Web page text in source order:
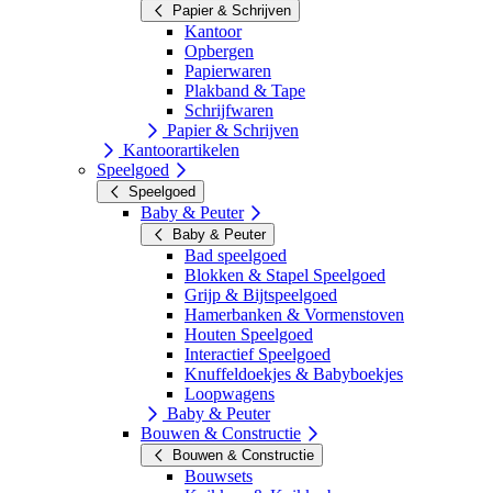
Papier & Schrijven
Kantoor
Opbergen
Papierwaren
Plakband & Tape
Schrijfwaren
Papier & Schrijven
Kantoorartikelen
Speelgoed
Speelgoed
Baby & Peuter
Baby & Peuter
Bad speelgoed
Blokken & Stapel Speelgoed
Grijp & Bijtspeelgoed
Hamerbanken & Vormenstoven
Houten Speelgoed
Interactief Speelgoed
Knuffeldoekjes & Babyboekjes
Loopwagens
Baby & Peuter
Bouwen & Constructie
Bouwen & Constructie
Bouwsets